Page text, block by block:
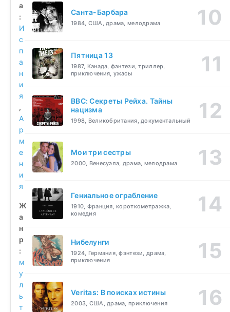
а
:
И
с
п
а
н
и
я
,
А
р
м
е
н
и
я
Ж
а
н
р
:
м
у
л
ь
т
Санта-Барбара
1984, США, драма, мелодрама
Пятница 13
1987, Канада, фэнтези, триллер,
приключения, ужасы
BBC: Секреты Рейха. Тайны
нацизма
1998, Великобритания, документальный
Мои три сестры
2000, Венесуэла, драма, мелодрама
Гениальное ограбление
1910, Франция, короткометражка,
комедия
Нибелунги
1924, Германия, фэнтези, драма,
приключения
Veritas: В поисках истины
2003, США, драма, приключения